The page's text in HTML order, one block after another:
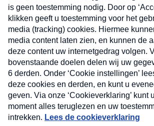
Nieuwsbrief
Neem hier een gratis abonnement op
nieuwsbrief. Elke vrijdag- en